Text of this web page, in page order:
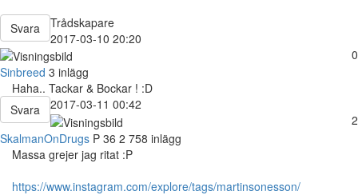
Svara
Trådskapare
2017-03-10 20:20
0
Sinbreed 3 inlägg
Haha.. Tackar & Bockar ! :D
Svara
2017-03-11 00:42
2
SkalmanOnDrugs P 36 2 758 inlägg
Massa grejer jag ritat :P
https://www.instagram.com/explore/tags/martinsonesson/